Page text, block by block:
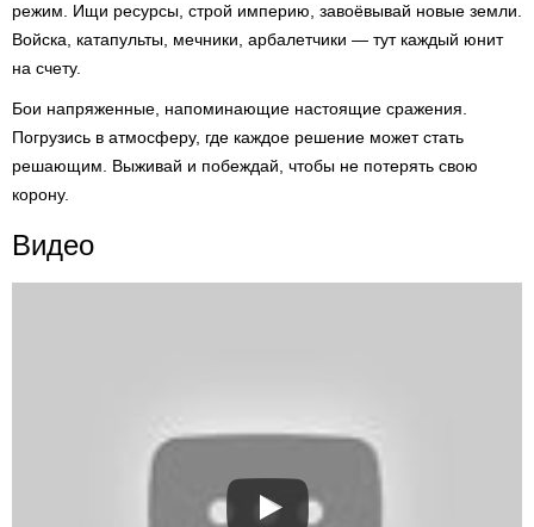
режим. Ищи ресурсы, строй империю, завоёвывай новые земли.
Войска, катапульты, мечники, арбалетчики — тут каждый юнит
на счету.
Бои напряженные, напоминающие настоящие сражения.
Погрузись в атмосферу, где каждое решение может стать
решающим. Выживай и побеждай, чтобы не потерять свою
корону.
Видео